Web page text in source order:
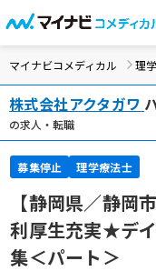
マイナビコメディカル 理
株式会社アクタガワ
の求人・転職
募集停止 理学療法士
【静岡県／静
利厚生充実★デ
集＜パート＞